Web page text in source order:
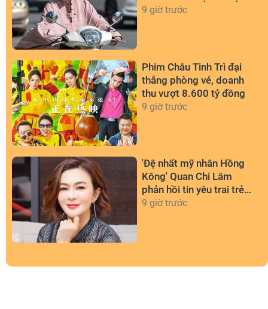
9 giờ trước
Phim Châu Tinh Trì đại
thắng phòng vé, doanh
thu vượt 8.600 tỷ đồng
9 giờ trước
'Đệ nhất mỹ nhân Hồng
Kông' Quan Chi Lâm
phản hồi tin yêu trai trẻ
kém 36 tuổi
9 giờ trước